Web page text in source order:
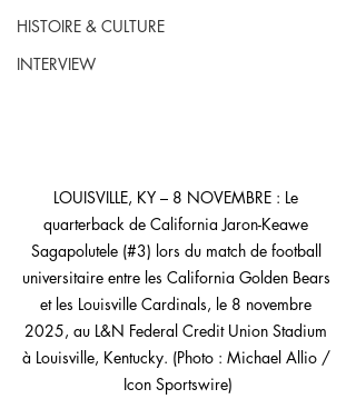
HISTOIRE & CULTURE
INTERVIEW
LOUISVILLE, KY – 8 NOVEMBRE : Le
quarterback de California Jaron-Keawe
Sagapolutele (#3) lors du match de football
universitaire entre les California Golden Bears
et les Louisville Cardinals, le 8 novembre
2025, au L&N Federal Credit Union Stadium
à Louisville, Kentucky. (Photo : Michael Allio /
Icon Sportswire)